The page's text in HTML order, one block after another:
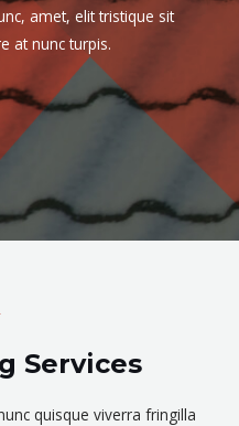
amet, elit tristique sit
at nunc turpis.
Services
quisque viverra fringilla